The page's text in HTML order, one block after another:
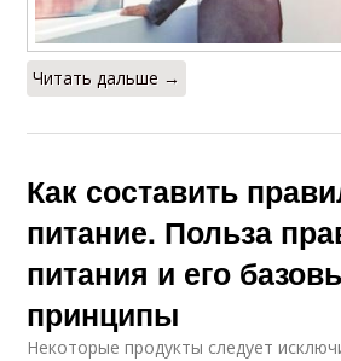
Читать дальше →
Как составить
питание. Польза
питания и его
принципы
Некоторые продукты следует